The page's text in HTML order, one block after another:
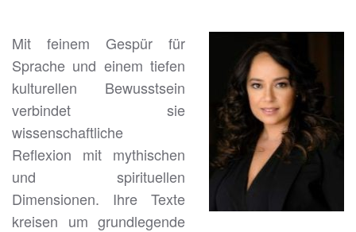
Mit feinem Gespür für
Sprache und einem tiefen
kulturellen Bewusstsein
verbindet sie
wissenschaftliche
Reflexion mit mythischen
und spirituellen
Dimensionen. Ihre Texte
kreisen um grundlegende